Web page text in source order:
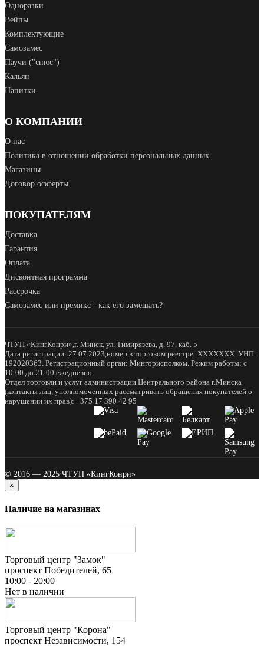
Одноразки
Вейпы
Комплектующие
Самозамес
Паучи ("снюс")
Кальян
Напитки
О КОМПАНИИ
О нас
Политика в отношении обработки персональных данных
Магазины
Договор офферты
ПОКУПАТЕЛЯМ
Доставка
Гарантия
Оплата
Дисконтная программа
Рассрочка
Самозамес или премикс - как его замешать?
ЧТУП «КингКонри»,г. Минск, ул. Тимирязева, д. 97, каб. 5
Дата регистрации: 27.07.2023,номер в торговом реестре: XXXXXXX. УНП:
192020363. Регистрационный орган: Мингорисполком. Режим работы: с
10:00 до 21:00 ежедневно.
Отдел торговли и услуг администрации Центрального района г.Минска
(контакты лиц, уполномоченных рассматривать обращения покупателей о
нарушении их прав): +375 17 390 42 95
© 2016 — 2025 ЧТУП «КингКонри»
×
Наличие на магазинах
Торговый центр "Замок"
проспект Победителей, 65
10:00 - 20:00
Нет в наличии
Торговый центр "Корона"
проспект Независимости, 154